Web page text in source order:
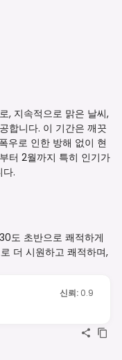
, 지속적으로 맑은 날씨,
합니다. 이 기간은 깨끗
우로 인한 방해 없이 현
터 2월까지 특히 인기가
.
도 초반으로 쾌적하게
더 시원하고 쾌적하며,
신뢰: 0.9